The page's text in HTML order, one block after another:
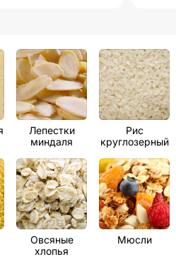
Лепестки
миндаля
Рис
круглозерный
Овсяные
хлопья
Мюсли